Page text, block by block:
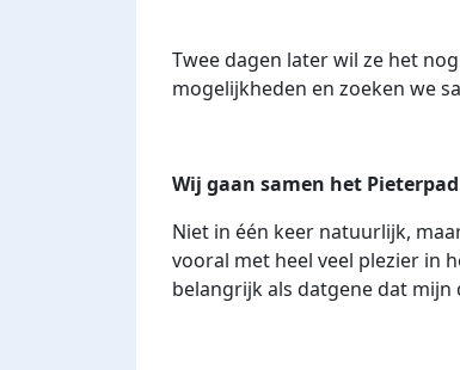
Twee dagen later wil ze het
mogelijkheden en zoeken we
Wij gaan samen het
Niet in één keer natuurlijk,
vooral met heel veel plezier in
belangrijk als datgene dat